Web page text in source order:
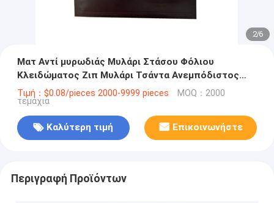
2/6
Ματ Αντί μυρωδιάς Μυλάρι Στάσου Φόλιου
Κλειδώματος Ζιπ Μυλάρι Τσάντα Ανεμπόδιστος
Παιδιού
Τιμή：$0.08/pieces 2000-9999 pieces MOQ：2000
τεμάχια
Καλύτερη τιμή Επικοινωνήστε
Περιγραφή Προϊόντων